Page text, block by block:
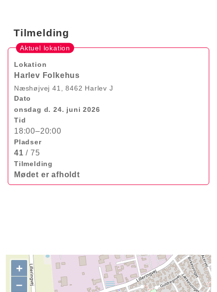
Tilmelding
Aktuel lokation
Lokation
Harlev Folkehus
Næshøjvej 41, 8462 Harlev J
Dato
onsdag d. 24. juni 2026
Tid
18:00–20:00
Pladser
41 / 75
Tilmelding
Mødet er afholdt
+
–